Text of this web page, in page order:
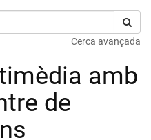
Cerca avançada
amb
de